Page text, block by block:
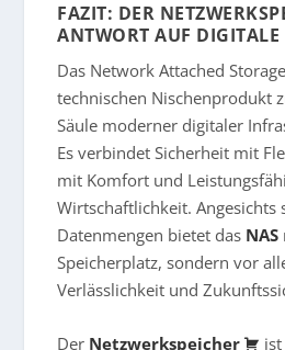
FAZIT: DER
ANTWORT AUF
Das Network Attached
technischen Nischenprodukt
Säule moderner digitaler
Es verbindet Sicherheit mit
mit Komfort und
Wirtschaftlichkeit. Angesichts
Datenmengen bietet das NAS
Speicherplatz, sondern vor
Verlässlichkeit und
Der Netzwerkspeicher